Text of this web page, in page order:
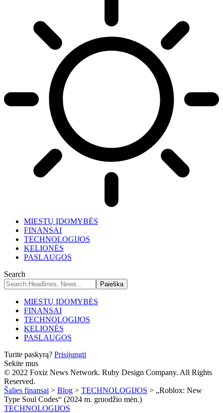
MIESTŲ ĮDOMYBĖS
FINANSAI
TECHNOLOGIJOS
KELIONĖS
PASLAUGOS
Search
MIESTŲ ĮDOMYBĖS
FINANSAI
TECHNOLOGIJOS
KELIONĖS
PASLAUGOS
Turite paskyrą? Prisijungti
Sekite mus
© 2022 Foxiz News Network. Ruby Design Company. All Rights
Reserved.
Šalies finansai > Blog > TECHNOLOGIJOS > „Roblox: New
Type Soul Codes“ (2024 m. gruodžio mėn.)
TECHNOLOGIJOS